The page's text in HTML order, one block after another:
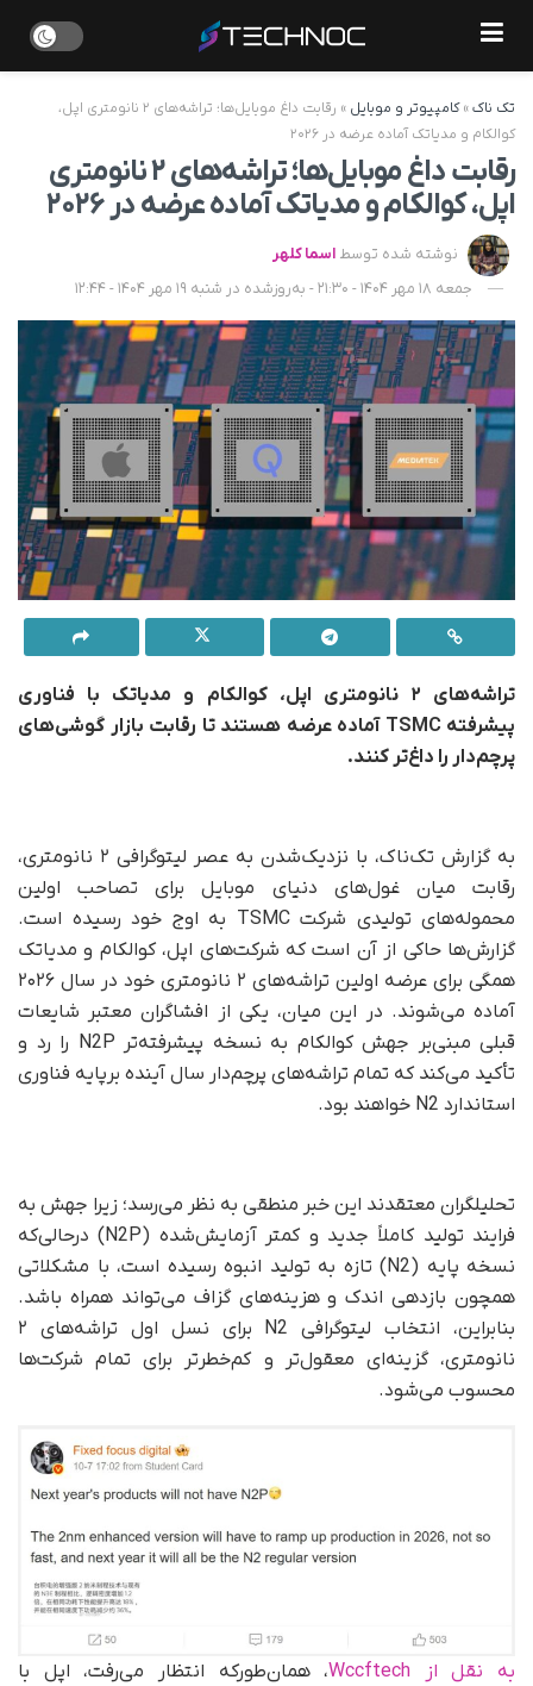
تک ناک»کامپیوتر و موبایل »
رقابت داغ موبایل‌ها؛ تراشه‌های ۲ نانومتری اپل،
کوالکام و مدیاتک آماده عرضه در ۲۰۲۶
رقابت داغ موبایل‌ها؛ تراشه‌های ۲ نانومتری
اپل، کوالکام و مدیاتک آماده عرضه در ۲۰۲۶
نوشته شده توسط اسما کلهر
جمعه 18 مهر 1404 - 21:30 - به‌روزشده در شنبه 19 مهر 1404 - 12:44
تراشه‌های ۲ نانومتری اپل، کوالکام و مدیاتک با فناوری
پیشرفته TSMC آماده عرضه هستند تا رقابت بازار گوشی‌های
پرچم‌دار را داغ‌تر کنند.
به گزارش تک‌ناک، با نزدیک‌شدن به عصر لیتوگرافی ۲ نانومتری،
رقابت میان غول‌های دنیای موبایل برای تصاحب اولین
محموله‌های تولیدی شرکت TSMC به اوج خود رسیده است.
گزارش‌ها حاکی از آن است که شرکت‌های اپل، کوالکام و مدیاتک
همگی برای عرضه اولین تراشه‌های ۲ نانومتری خود در سال ۲۰۲۶
آماده می‌شوند. در این میان، یکی از افشاگران معتبر شایعات
قبلی مبنی‌بر جهش کوالکام به نسخه پیشرفته‌تر N2P را رد و
تأکید می‌کند که تمام تراشه‌های پرچم‌دار سال آینده برپایه فناوری
استاندارد N2 خواهند بود.
تحلیلگران معتقدند این خبر منطقی به نظر می‌رسد؛ زیرا جهش به
فرایند تولید کاملاً جدید و کمتر آزمایش‌شده (N2P) در‌حالی‌که
نسخه پایه (N2) تازه به تولید انبوه رسیده است، با مشکلاتی
همچون بازدهی اندک و هزینه‌های گزاف می‌تواند همراه باشد.
بنابراین، انتخاب لیتوگرافی N2 برای نسل اول تراشه‌های ۲
نانومتری، گزینه‌ای معقول‌تر و کم‌خطرتر برای تمام شرکت‌ها
محسوب می‌شود.
به نقل از Wccftech
، همان‌طورکه انتظار می‌رفت، اپل با